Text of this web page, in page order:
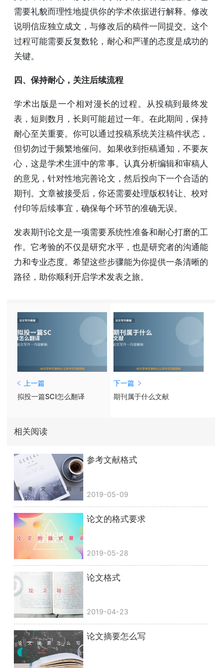
需要礼貌而理性地提供你的学术依据进行解释。修改
说明信应独立成文，与修改后的稿件一同提交。这个
过程可能需要反复数轮，耐心和严谨的态度是成功的
关键。
四、保持耐心，关注后续流程
学术出版是一个相对漫长的过程。从投稿到最终发
表，短则数月，长则可能超过一年。在此期间，保持
耐心至关重要。你可以通过投稿系统关注稿件状态，
但切勿过于频繁地催问。如果收到拒稿通知，不要灰
心，这是学术生涯中的常事。认真分析编辑和审稿人
的意见，针对性地完善论文，然后投向下一个合适的
期刊。文章被接受后，你还需要处理版权转让、校对
付印等后续事宜，确保每个环节的准确无误。
发表期刊论文是一项需要系统性准备和耐心打磨的工
作。它考验的不仅是研究水平，也是研究者的沟通能
力和专业态度。希望这些步骤能为你提供一条清晰的
路径，助你顺利开启学术发表之旅。
上一篇
拟投一篇SCI怎么翻译
下一篇
期刊属于什么文献
相关阅读
参考文献格式
2019-05-09
论文的格式要求
2019-05-28
论文格式
2019-04-23
论文摘要怎么写